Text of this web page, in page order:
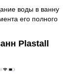
воды в ванну
его полного
Plastall